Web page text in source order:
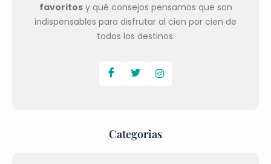
favoritosy qué consejos pensamos que son
indispensables para disfrutar al cien por cien de
todos los destinos.
Categorias